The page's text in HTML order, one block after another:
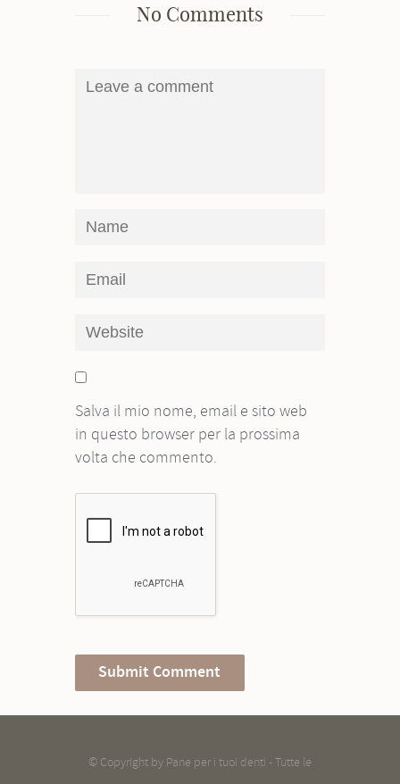
No Comments
Salva il mio nome, email e sito web
in questo browser per la prossima
volta che commento.
© Copyright by Pane per i tuoi denti - Tutte le